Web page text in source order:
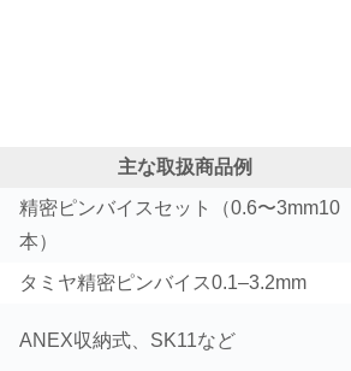
主な取扱商品例
精密ピンバイスセット（0.6〜3mm10
本）
タミヤ精密ピンバイス0.1–3.2mm
ANEX収納式、SK11など